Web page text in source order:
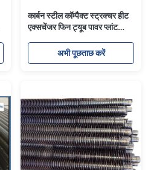
कार्बन स्टील कॉम्पैक्ट स्ट्रक्चर हीट
एक्सचेंजर फिन ट्यूब पावर प्लांट
अभी पूछताछ करें